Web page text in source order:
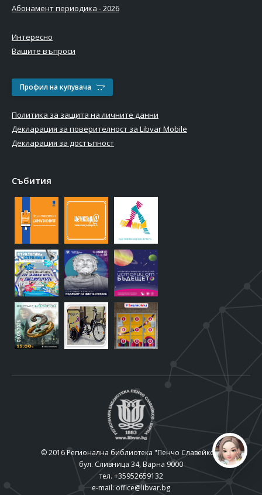
Абонамент периодика - 2026
Интересно
Вашите въпроси
Профил на купувача
Политика за защита на личните данни
Декларация за поверителност за Libvar Mobile
Декларация за достъпност
Събития
© 2016 Регионална библиотека "Пенчо Славейков"
бул. Сливница 34, Варна 9000
тел. +35952659132
e-mail: office@libvar.bg